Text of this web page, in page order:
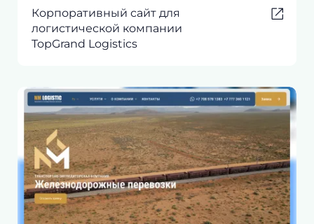
Корпоративный сайт для
логистической компании
TopGrand Logistics